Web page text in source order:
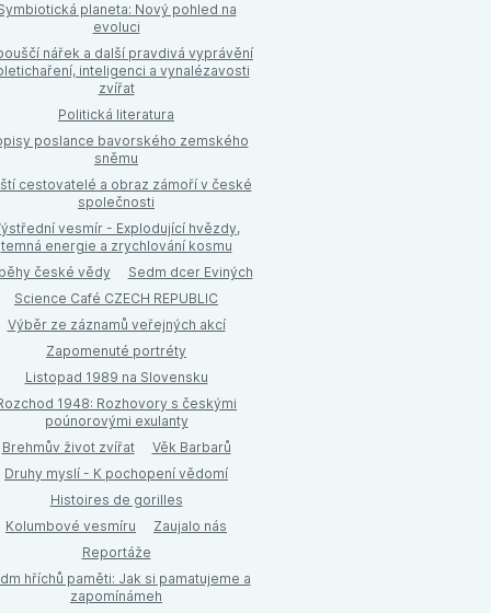
planeta: Nový pohled na
evoluci
nářek a další pravdivá vyprávění
inteligenci a vynalézavosti
zvířat
Politická literatura
poslance bavorského zemského
sněmu
cestovatelé a obraz zámoří v české
společnosti
vesmír - Explodující hvězdy,
temná energie a zrychlování kosmu
české vědy
Sedm dcer Eviných
Science Café CZECH REPUBLIC
Výběr ze záznamů veřejných akcí
Zapomenuté portréty
Listopad 1989 na Slovensku
1948: Rozhovory s českými
poúnorovými exulanty
Brehmův život zvířat
Věk Barbarů
Druhy myslí - K pochopení vědomí
Histoires de gorilles
Kolumbové vesmíru
Zaujalo nás
Reportáže
hříchů paměti: Jak si pamatujeme a
zapomínámeh